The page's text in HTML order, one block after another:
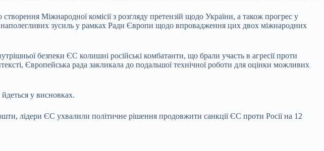
Міжнародної комісії з розгляду претензій щодо України, а також прогрес у
зусиль у рамках Ради Європи щодо впровадження цих двох міжнародних
безпеки ЄС колишні російські комбатанти, що брали участь в агресії проти
Європейська рада закликала до подальшої технічної роботи для оцінки можливих
у висновках.
лідери ЄС ухвалили політичне рішення продовжити санкції ЄС проти Росії на 12